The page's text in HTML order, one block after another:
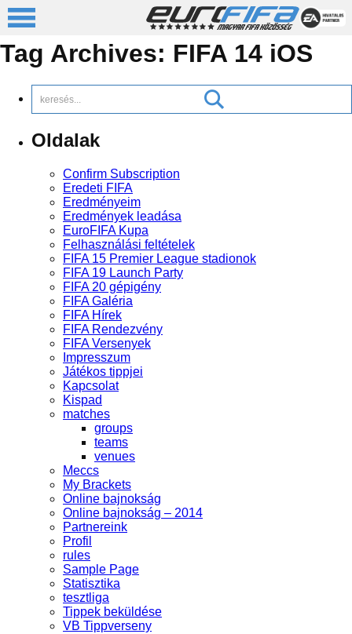
Tag Archives: FIFA 14 iOS
Oldalak
Confirm Subscription
Eredeti FIFA
Eredményeim
Eredmények leadása
EuroFIFA Kupa
Felhasználási feltételek
FIFA 15 Premier League stadionok
FIFA 19 Launch Party
FIFA 20 gépigény
FIFA Galéria
FIFA Hírek
FIFA Rendezvény
FIFA Versenyek
Impresszum
Játékos tippjei
Kapcsolat
Kispad
matches
groups
teams
venues
Meccs
My Brackets
Online bajnokság
Online bajnokság – 2014
Partnereink
Profil
rules
Sample Page
Statisztika
tesztliga
Tippek beküldése
VB Tippverseny